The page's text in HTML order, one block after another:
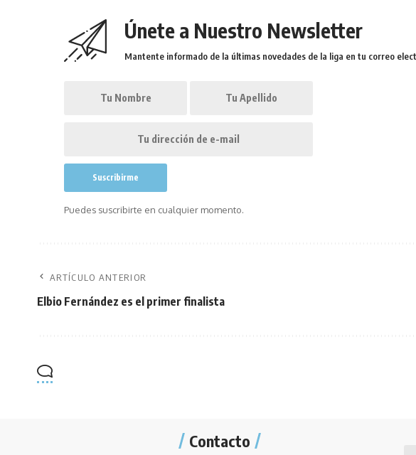
Únete a Nuestro Newsletter
Mantente informado de la últimas novedades de la liga en tu correo
Puedes suscribirte en cualquier momento.
ARTÍCULO ANTERIOR
Elbio Fernández es el primer finalista
Contacto